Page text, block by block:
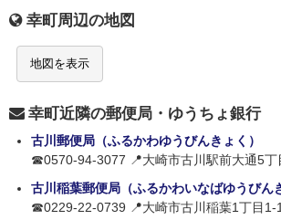
幸町周辺の地図
地図を表示
幸町近隣の郵便局・ゆうちょ銀行
古川郵便局（ふるかわゆうびんきょく）
☎0570-94-3077 📍大崎市古川駅前大通5丁
古川稲葉郵便局（ふるかわいなばゆうびん
☎0229-22-0739 📍大崎市古川稲葉1丁目1-